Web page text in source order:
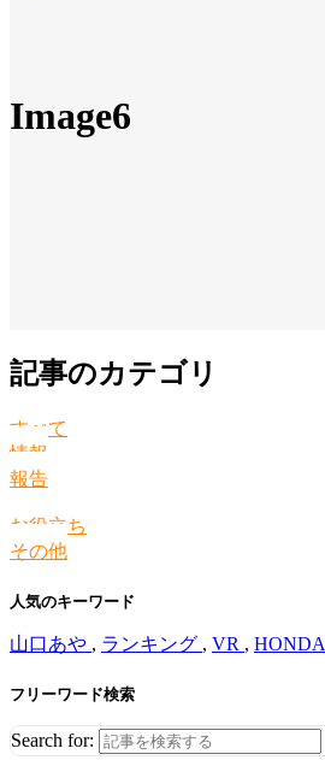
Image6
記事のカテゴリ
すべて
情報
報告
お役立ち
その他
人気のキーワード
山口あや , ランキング , VR , HONDA
フリーワード検索
Search for: